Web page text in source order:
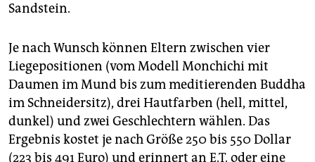
Sandstein.
Je nach Wunsch können Eltern zwischen vier
Liegepositionen (vom Modell Monchichi mit
Daumen im Mund bis zum meditierenden Buddha
im Schneidersitz), drei Hautfarben (hell, mittel,
dunkel) und zwei Geschlechtern wählen. Das
Ergebnis kostet je nach Größe 250 bis 550 Dollar
(223 bis 491 Euro) und erinnert an E.T. oder eine